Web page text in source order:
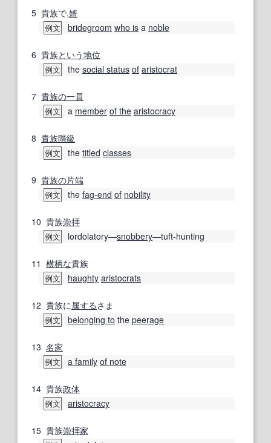
5 貴族で,婿
例文 bridegroom who is a noble
6 貴族という地位
例文 the social status of aristocrat
7 貴族の一員
例文 a member of the aristocracy
8 貴族階級
例文 the titled classes
9 貴族の片端
例文 the fag-end of nobility
10 貴族崇拝
例文 lordolatory―snobbery―tuft-hunting
11 横柄な貴族
例文 haughty aristocrats
12 貴族に 属するさま
例文 belonging to the peerage
13 名家
例文 a family of note
14 貴族政体
例文 aristocracy
15 貴族崇拝家